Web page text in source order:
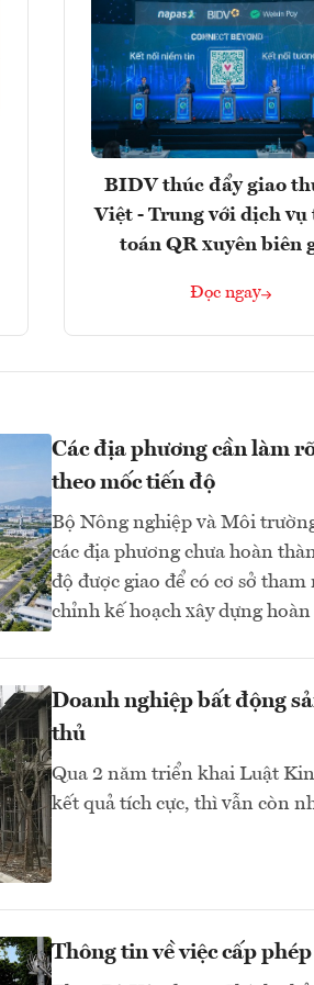
BIDV thúc đẩy giao
Việt - Trung với dịch vụ
toán QR xuyên biên
Đọc ngay
Các địa phương cần làm
theo mốc tiến độ
Bộ Nông nghiệp và Môi
các địa phương chưa hoàn
độ được giao để có cơ sở
chỉnh kế hoạch xây dựng
Doanh nghiệp bất động
thủ
Qua 2 năm triển khai Luật
kết quả tích cực, thì vẫn còn
Thông tin về việc cấp